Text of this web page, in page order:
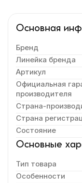
Основная
Бренд
Линейка бренда
Артикул
Официальная
производителя
Страна-
Страна
Состояние
Основные
Тип товара
Особенности